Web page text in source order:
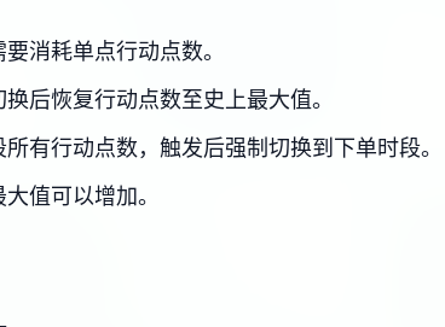
消耗单点行动点数。
后恢复行动点数至史上最大值。
有行动点数，触发后强制切换到下单时段。
值可以增加。